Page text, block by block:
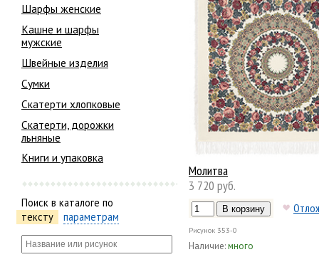
Шарфы женские
Кашне и шарфы
мужские
Швейные изделия
Сумки
Скатерти хлопковые
Скатерти, дорожки
льняные
Книги и упаковка
Поиск в каталоге по
тексту
параметрам
Молитва
3 720 руб.
Рисунок 353-0
Наличие:много